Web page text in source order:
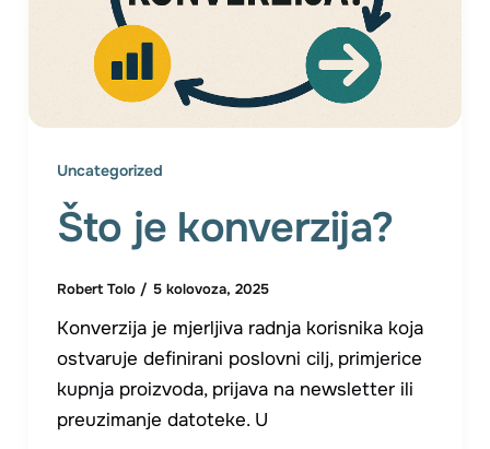
Uncategorized
Što je konverzija?
Robert Tolo / 5 kolovoza, 2025
Konverzija je mjerljiva radnja korisnika koja
ostvaruje definirani poslovni cilj, primjerice
kupnja proizvoda, prijava na newsletter ili
preuzimanje datoteke. U